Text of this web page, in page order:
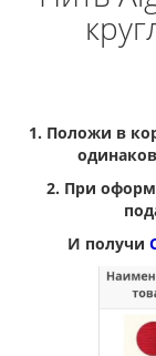
1. Положи в
2. При
И получи